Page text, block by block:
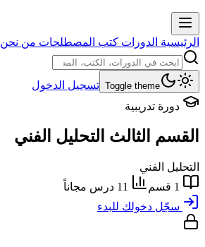
الرئيسية الدورات كتب المصطلحات من نحن
Toggle theme تسجيل الدخول
دورة تدريبية
القسم الثالث التحليل الفني
التحليل الفني
مجاناً
سجّل دخولك للبدء